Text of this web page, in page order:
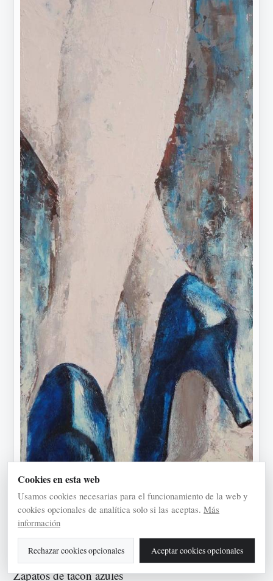
Zapatos de tacón azules
Cookies en esta web
Usamos cookies necesarias para el funcionamiento de la web y
cookies opcionales de analítica solo si las aceptas. Más
información
Rechazar cookies opcionales Aceptar cookies opcionales